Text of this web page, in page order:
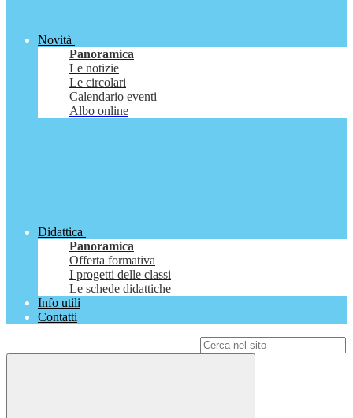
Novità
Panoramica
Le notizie
Le circolari
Calendario eventi
Albo online
Didattica
Panoramica
Offerta formativa
I progetti delle classi
Le schede didattiche
Info utili
Contatti